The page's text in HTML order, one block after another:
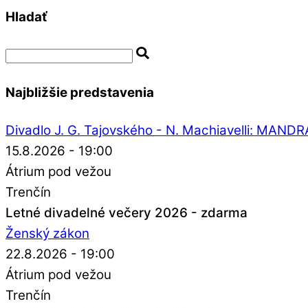
Hladať
Najbližšie predstavenia
Divadlo J. G. Tajovského - N. Machiavelli:
15.8.2026 - 19:00
Átrium pod vežou
Trenčín
Letné divadelné večery 2026 - zdarma
Ženský zákon
22.8.2026 - 19:00
Átrium pod vežou
Trenčín